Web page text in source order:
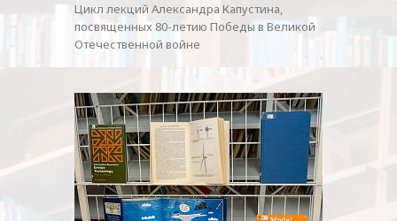
Цикл лекций Александра Капустина,
посвященных 80-летию Победы в Великой
Отечественной войне